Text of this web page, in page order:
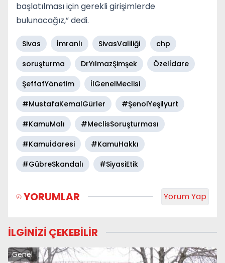
başlatılması için gerekli girişimlerde
bulunacağız,” dedi.
Sivas İmranlı SivasValiliği
chp
soruşturma
DrYılmazŞimşek
Özelİdare
ŞeffafYönetim
İlGenelMeclisi
#MustafaKemalGürler
#ŞenolYeşilyurt
#KamuMalı
#MeclisSoruşturması
#Kamuİdaresi
#KamuHakkı
#GübreSkandalı
#SiyasiEtik
YORUMLAR Yorum Yap
İLGİNİZİ ÇEKEBİLİR
Genel